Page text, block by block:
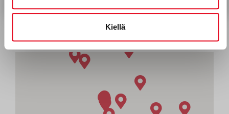
Kiellä
WOLT MARKET PORI
28100PORI
WOLT MARKET OULU
KIRKKOKATU 63-65
90120OULU